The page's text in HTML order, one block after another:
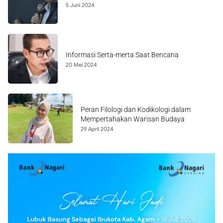
5 Juni 2024
Informasi Serta-merta Saat Bencana
20 Mei 2024
Peran Filologi dan Kodikologi dalam
Mempertahakan Warisan Budaya
29 April 2024